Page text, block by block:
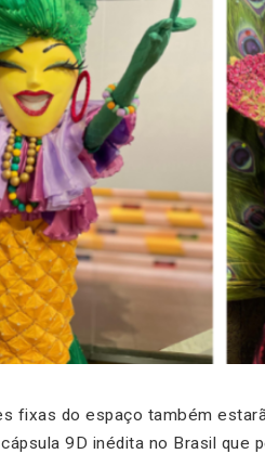
fixas do espaço também
9D inédita no Brasil que